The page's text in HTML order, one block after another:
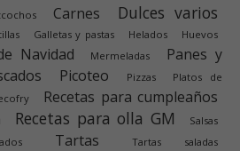
Carnes Dulces varios
Galletas y pastas Helados Huevos
Navidad Mermeladas
Panes y
Picoteo Pizzas
Platos de
Recetas para cumpleaños
Recetas para olla GM
Salsas
Tartas Tartas saladas